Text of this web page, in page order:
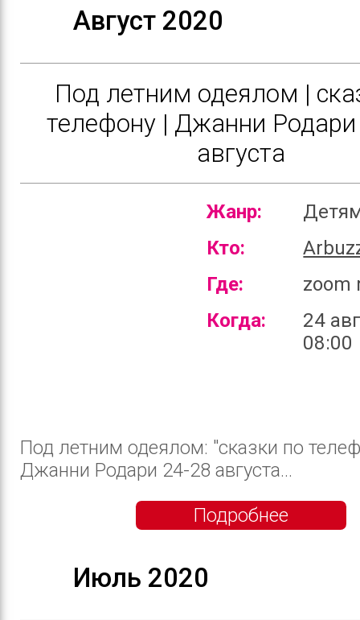
Август 2020
Под летним одеялом |
телефону | Джанни Родари
августа
Жанр:
Кто:
Где:
zoom
Когда:
24
08:00
Под летним одеялом: "сказки по
Джанни Родари 24-28 августа...
Подробнее
Июль 2020